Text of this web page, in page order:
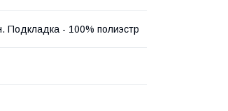
Подкладка - 100% полиэстр